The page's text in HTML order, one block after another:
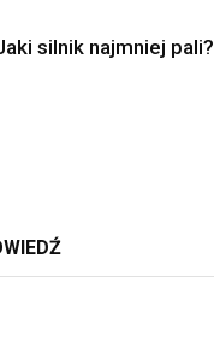
silnik najmniej pali?